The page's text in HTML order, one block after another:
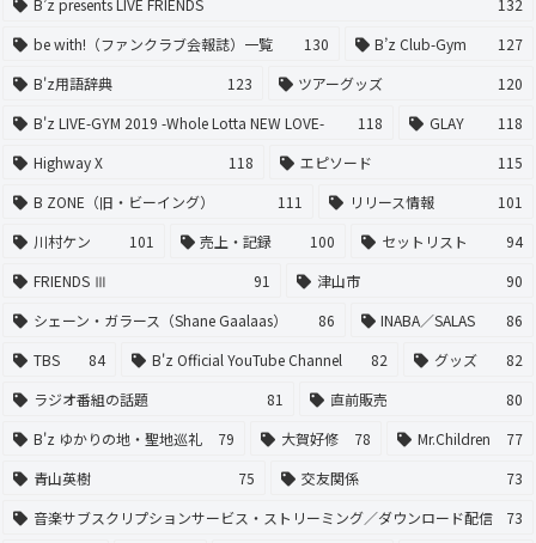
B’z presents LIVE FRIENDS
132
be with!（ファンクラブ会報誌）一覧
130 B’z Club-Gym
127
B'z用語辞典
123 ツアーグッズ
120
B'z LIVE-GYM 2019 -Whole Lotta NEW LOVE-
118 GLAY
118
Highway X
118 エピソード
115
B ZONE（旧・ビーイング）
111 リリース情報
101
川村ケン
101 売上・記録 100 セットリスト
94
FRIENDS Ⅲ
91 津山市
90
シェーン・ガラース（Shane Gaalaas）
86 INABA／SALAS
86
TBS
84 B'z Official YouTube Channel 82 グッズ
82
ラジオ番組の話題
81 直前販売
80
B'z ゆかりの地・聖地巡礼
79 大賀好修 78 Mr.Children
77
青山英樹
75 交友関係
73
音楽サブスクリプションサービス・ストリーミング／ダウンロード配信
73